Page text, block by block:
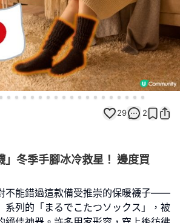
29 2
」冬季手腳冰冷救星！ 邊度買
不能錯過這款備受推崇的保暖襪子——
系列的「まるでこたつソックス」，被